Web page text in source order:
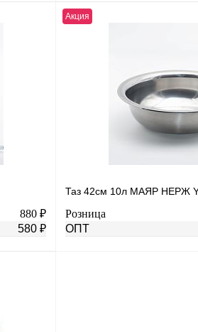
В избранное
880 ₽
580 ₽
Акция
Таз 42см 10л МАЯР НЕРЖ
Розница
ОПТ